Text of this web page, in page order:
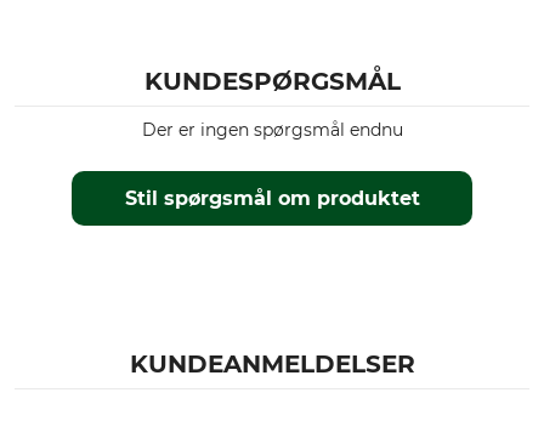
KUNDESPØRGSMÅL
Stil spørgsmål om produktet
Der er ingen spørgsmål endnu
KUNDEANMELDELSER